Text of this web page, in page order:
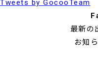
Tweets by GocooTeam
最新の
お知